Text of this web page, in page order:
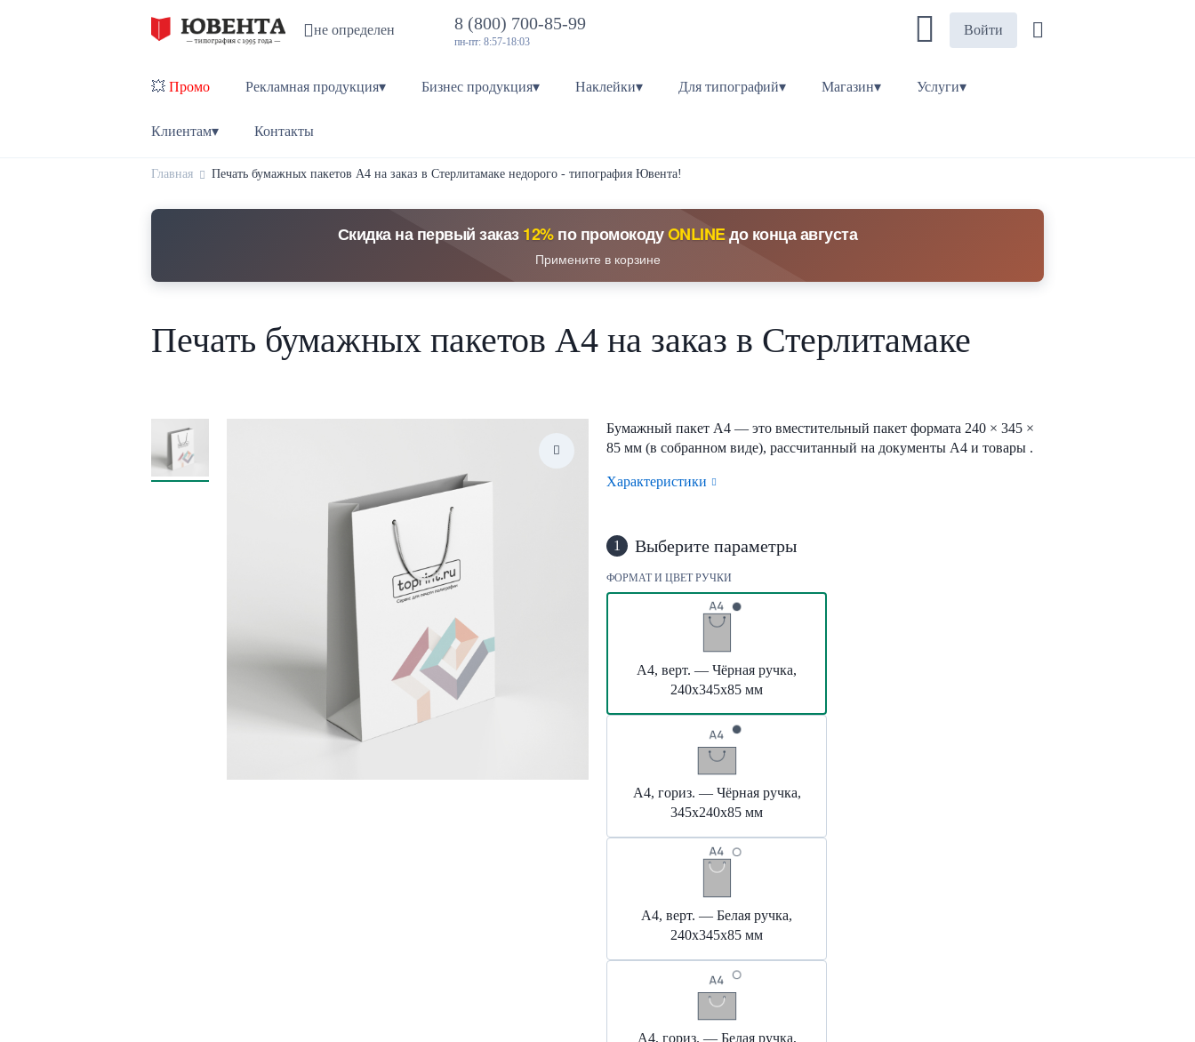
не определен 8 (800) 700-85-99
пн-пт: 8:57-18:03
Войти
💥 Промо Рекламная продукция▾ Бизнес продукция▾ Наклейки▾ Для типографий▾ Магазин▾ Услуги▾
Клиентам▾ Контакты
Главная Печать бумажных пакетов А4 на заказ в Стерлитамаке недорого - типография Ювента!
Скидка на первый заказ12%по промокодуONLINEдо конца августа
Примените в корзине
Печать бумажных пакетов А4 на заказ в Стерлитамаке
Бумажный пакет А4 — это вместительный пакет формата 240 × 345 ×
85 мм (в собранном виде), рассчитанный на документы А4 и товары .
Характеристики
1 Выберите параметры
ФОРМАТ И ЦВЕТ РУЧКИ
А4, верт. — Чёрная ручка,
240х345х85 мм
А4, гориз. — Чёрная ручка,
345х240х85 мм
А4, верт. — Белая ручка,
240х345х85 мм
А4, гориз. — Белая ручка,